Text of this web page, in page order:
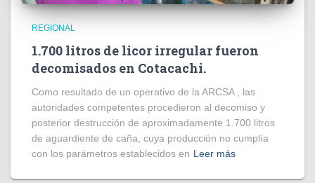
REGIONAL
1.700 litros de licor irregular fueron
decomisados en Cotacachi.
Como resultado de un operativo de la ARCSA , las
autoridades competentes procedieron al decomiso y
posterior destrucción de aproximadamente 1.700 litros
de aguardiente de caña, cuya producción no cumplía
con los parámetros establecidos en Leer más